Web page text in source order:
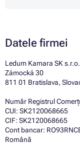
Datele firmei
Ledum Kamara SK s.r.o.
Zámocká 30
811 01 Bratislava,
Număr Registrul
CUI: SK2120068665
CIF: SK2120068665
Cont bancar:
Română